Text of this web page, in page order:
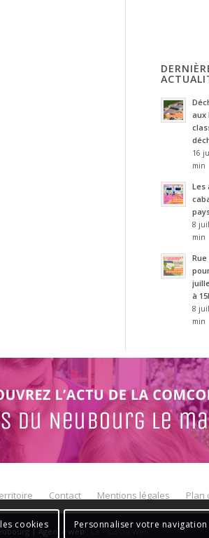
aux
16
min
Les
8
min
à
8
min
Contact Mentions légales Plan
| Agence web :
cookies Personnaliser votre navigation